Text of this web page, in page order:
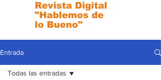
Revista Digital
"Hablemos de
lo Bueno"
Entrada
Todas las entradas